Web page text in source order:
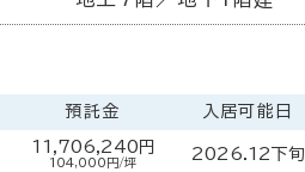
預託金 入居可能日
11,706,240円
104,000円/坪 2026.12下旬